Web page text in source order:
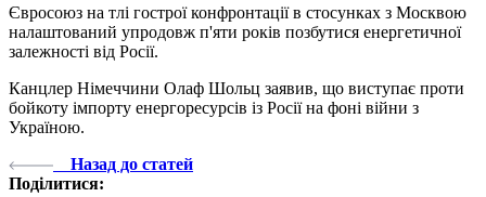
Євросоюз на тлі гострої конфронтації в стосунках з Москвою
налаштований упродовж п'яти років позбутися енергетичної
залежності від Росії.
Канцлер Німеччини Олаф Шольц заявив, що виступає проти
бойкоту імпорту енергоресурсів із Росії на фоні війни з
Україною.
Назад до статей
Поділитися: